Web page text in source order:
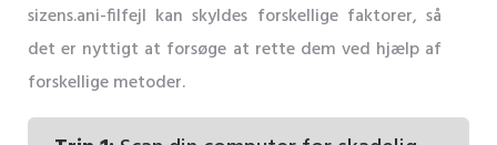
sizens.ani-filfejl kan skyldes forskellige faktorer, så
det er nyttigt at forsøge at rette dem ved hjælp af
forskellige metoder.